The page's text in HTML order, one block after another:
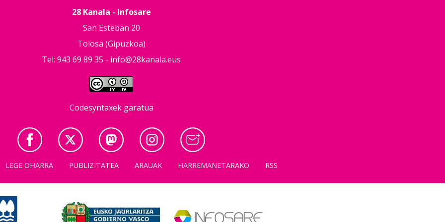
28 Kanala - Infosare
San Esteban 20
Tolosa (Gipuzkoa)
Tel: 943 69 89 35 - info@28kanala.eus
Codesyntaxek garatua
LEGE OHARRA PUBLIZITATEA ARAUAK HARREMANETARAKO RSS